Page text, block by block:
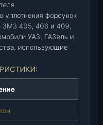
уплотнения форсунок
ЗМЗ 405, 406 и 409,
УАЗ, ГАЗель и
использующие